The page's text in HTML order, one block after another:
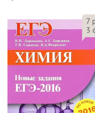
7
3